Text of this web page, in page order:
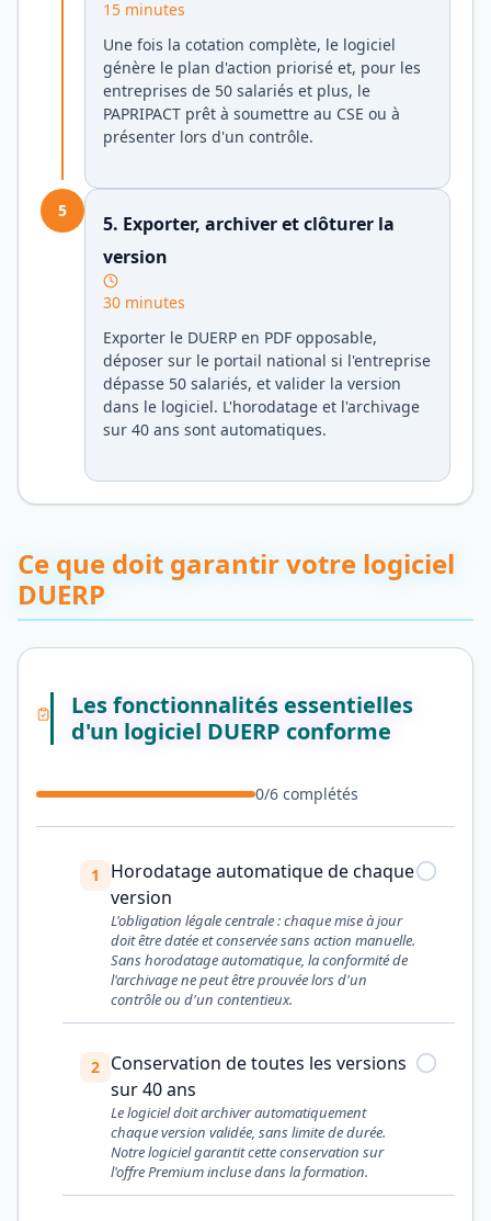
15 minutes
Une fois la cotation complète, le logiciel
génère le plan d'action priorisé et, pour les
entreprises de 50 salariés et plus, le
PAPRIPACT prêt à soumettre au CSE ou à
présenter lors d'un contrôle.
5
5. Exporter, archiver et clôturer la
version
30 minutes
Exporter le DUERP en PDF opposable,
déposer sur le portail national si l'entreprise
dépasse 50 salariés, et valider la version
dans le logiciel. L'horodatage et l'archivage
sur 40 ans sont automatiques.
Ce que doit garantir votre logiciel
DUERP
Les fonctionnalités essentielles
d'un logiciel DUERP conforme
0/6 complétés
1
Horodatage automatique de chaque
version
L'obligation légale centrale : chaque mise à jour
doit être datée et conservée sans action manuelle.
Sans horodatage automatique, la conformité de
l'archivage ne peut être prouvée lors d'un
contrôle ou d'un contentieux.
2 Conservation de toutes les versions
sur 40 ans
Le logiciel doit archiver automatiquement
chaque version validée, sans limite de durée.
Notre logiciel garantit cette conservation sur
l'offre Premium incluse dans la formation.